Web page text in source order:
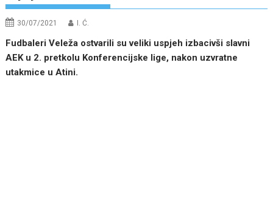
30/07/2021 I. Ć.
Fudbaleri Veleža ostvarili su veliki uspjeh izbacivši slavni
AEK u 2. pretkolu Konferencijske lige, nakon uzvratne
utakmice u Atini.